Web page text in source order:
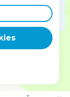
avec elle avant
le nom de
Used by permission.